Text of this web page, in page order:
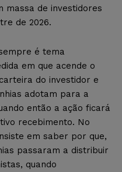
massa de investidores
de 2026.
é tema
em que acende o
do investidor e
adotam para a
então a ação ficará
recebimento. No
em saber por que,
passaram a distribuir
quando